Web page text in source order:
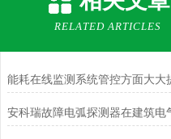
RELATED ARTICLES